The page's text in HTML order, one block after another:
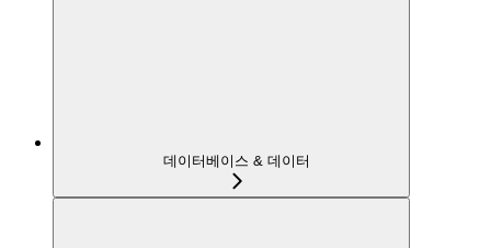
데이터베이스 & 데이터